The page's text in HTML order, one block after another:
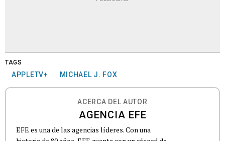
TAGS
APPLETV+ MICHAEL J. FOX
ACERCA DEL AUTOR
AGENCIA EFE
EFE es una de las agencias líderes. Con una